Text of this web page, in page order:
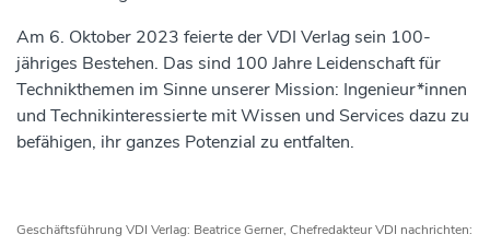
Am 6. Oktober 2023 feierte der VDI Verlag sein 100-
jähriges Bestehen. Das sind 100 Jahre Leidenschaft für
Technikthemen im Sinne unserer Mission: Ingenieur*innen
und Technikinteressierte mit Wissen und Services dazu zu
befähigen, ihr ganzes Potenzial zu entfalten.
Geschäftsführung VDI Verlag: Beatrice Gerner, Chefredakteur VDI nachrichten: